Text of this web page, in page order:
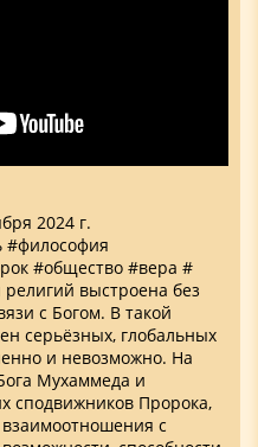
2024 г.
#философия
#общество #вера #
выстроена без
с Богом. В такой
серьёзных, глобальных
и невозможно. На
Мухаммеда и
сподвижников Пророка,
с